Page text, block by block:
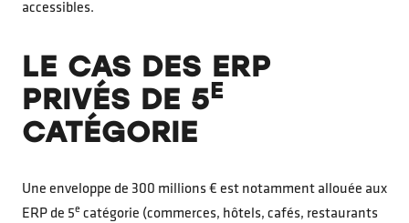
accessibles.
LE CAS DES ERP
PRIVÉS DE 5E
CATÉGORIE
Une enveloppe de 300 millions € est notamment allouée aux
ERP de 5e catégorie (commerces, hôtels, cafés, restaurants